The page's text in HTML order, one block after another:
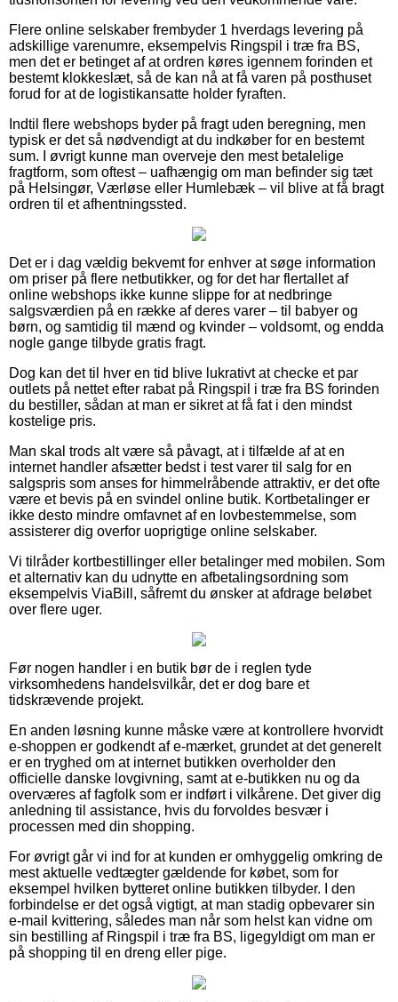
Flere online selskaber frembyder 1 hverdags levering på
adskillige varenumre, eksempelvis Ringspil i træ fra BS,
men det er betinget af at ordren køres igennem forinden et
bestemt klokkeslæt, så de kan nå at få varen på posthuset
forud for at de logistikansatte holder fyraften.
Indtil flere webshops byder på fragt uden beregning, men
typisk er det så nødvendigt at du indkøber for en bestemt
sum. I øvrigt kunne man overveje den mest betalelige
fragtform, som oftest – uafhængig om man befinder sig tæt
på Helsingør, Værløse eller Humlebæk – vil blive at få bragt
ordren til et afhentningssted.
Det er i dag vældig bekvemt for enhver at søge information
om priser på flere netbutikker, og for det har flertallet af
online webshops ikke kunne slippe for at nedbringe
salgsværdien på en række af deres varer – til babyer og
børn, og samtidig til mænd og kvinder – voldsomt, og endda
nogle gange tilbyde gratis fragt.
Dog kan det til hver en tid blive lukrativt at checke et par
outlets på nettet efter rabat på Ringspil i træ fra BS forinden
du bestiller, sådan at man er sikret at få fat i den mindst
kostelige pris.
Man skal trods alt være så påvagt, at i tilfælde af at en
internet handler afsætter bedst i test varer til salg for en
salgspris som anses for himmelråbende attraktiv, er det ofte
være et bevis på en svindel online butik. Kortbetalinger er
ikke desto mindre omfavnet af en lovbestemmelse, som
assisterer dig overfor uoprigtige online selskaber.
Vi tilråder kortbestillinger eller betalinger med mobilen. Som
et alternativ kan du udnytte en afbetalingsordning som
eksempelvis ViaBill, såfremt du ønsker at afdrage beløbet
over flere uger.
Før nogen handler i en butik bør de i reglen tyde
virksomhedens handelsvilkår, det er dog bare et
tidskrævende projekt.
En anden løsning kunne måske være at kontrollere hvorvidt
e-shoppen er godkendt af e-mærket, grundet at det generelt
er en tryghed om at internet butikken overholder den
officielle danske lovgivning, samt at e-butikken nu og da
overværes af fagfolk som er indført i vilkårene. Det giver dig
anledning til assistance, hvis du forvoldes besvær i
processen med din shopping.
For øvrigt går vi ind for at kunden er omhyggelig omkring de
mest aktuelle vedtægter gældende for købet, som for
eksempel hvilken bytteret online butikken tilbyder. I den
forbindelse er det også vigtigt, at man stadig opbevarer sin
e-mail kvittering, således man når som helst kan vidne om
sin bestilling af Ringspil i træ fra BS, ligegyldigt om man er
på shopping til en dreng eller pige.